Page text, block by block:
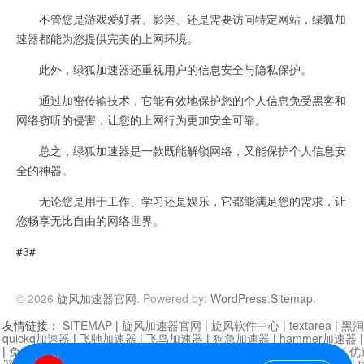
不管您是游戏爱好者、影迷、还是需要访问特定网站，绿狐加
速器都能为您提供完美的上网环境。
此外，绿狐加速器还重视用户的信息安全与隐私保护。
通过加密传输技术，它能有效地保护您的个人信息免受黑客和
网络窃听的侵害，让您的上网行为更加安全可靠。
总之，绿狐加速器是一款既能解锁网络，又能保护个人信息安
全的神器。
无论您是用于工作、学习还是娱乐，它都能满足您的需求，让
您畅享无比自由的网络世界。
#3#
© 2026 旋风加速器官网. Powered by: WordPress.Sitemap.
友情链接： SITEMAP | 旋风加速器官网 | 旋风软件中心 | textarea | 黑
quickq加速器 | 飞驰加速器 | 飞鸟加速器 | 狗急加速器 | hammer加速器
| 免费vqn加速外网 迷雾通|优